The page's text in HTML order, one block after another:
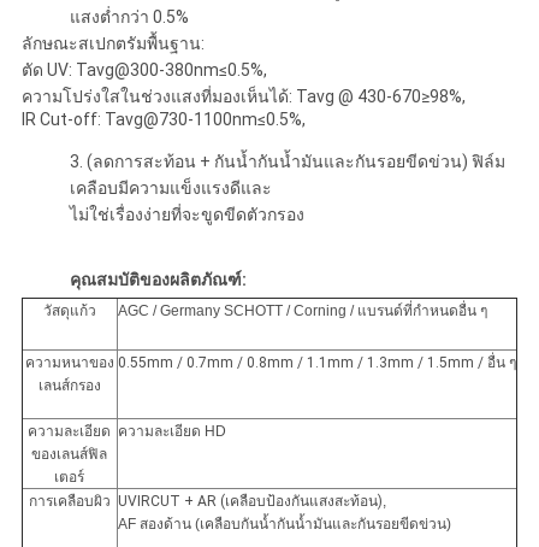
แสงต่ำกว่า 0.5%
ลักษณะสเปกตรัมพื้นฐาน:
ตัด UV: Tavg@300-380nm≤0.5%,
ความโปร่งใสในช่วงแสงที่มองเห็นได้: Tavg @ 430-670≥98%,
IR Cut-off: Tavg@730-1100nm≤0.5%,
3. (ลดการสะท้อน + กันน้ำกันน้ำมันและกันรอยขีดข่วน) ฟิล์ม
เคลือบมีความแข็งแรงดีและ
ไม่ใช่เรื่องง่ายที่จะขูดขีดตัวกรอง
คุณสมบัติของผลิตภัณฑ์:
วัสดุแก้ว AGC / Germany SCHOTT / Corning / แบรนด์ที่กำหนดอื่น ๆ
ความหนาของ
เลนส์กรอง
0.55mm / 0.7mm / 0.8mm / 1.1mm / 1.3mm / 1.5mm / อื่น ๆ
ความละเอียด
ของเลนส์ฟิล
เตอร์
ความละเอียด HD
การเคลือบผิว UVIRCUT + AR (เคลือบป้องกันแสงสะท้อน),
AF สองด้าน (เคลือบกันน้ำกันน้ำมันและกันรอยขีดข่วน)